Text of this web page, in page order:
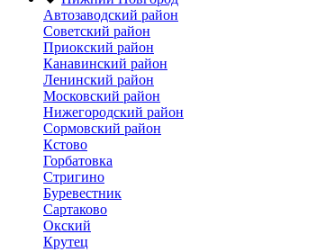
Автозаводский район
Советский район
Приокский район
Канавинский район
Ленинский район
Московский район
Нижегородский район
Сормовский район
Кстово
Горбатовка
Стригино
Буревестник
Сартаково
Окский
Крутец